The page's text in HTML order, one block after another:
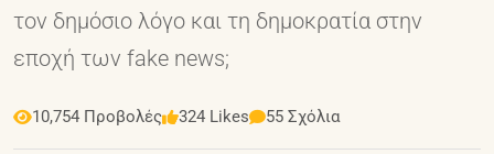
τον δημόσιο λόγο και τη δημοκρατία στην
εποχή των fake news;
10,754 Προβολές 324 Likes 55 Σχόλια